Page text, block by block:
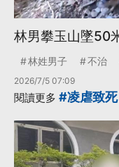
林男攀玉山墜50
林姓男子 不治
2026/7/5 07:09
閱讀更多 #凌虐致死